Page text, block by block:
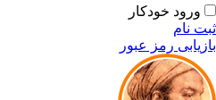
ورود خودکار
ثبت نام
بازیابی رمز عبور